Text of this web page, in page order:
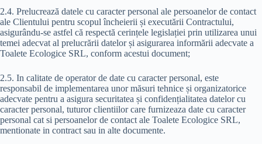
2.4. Prelucrează datele cu caracter personal ale persoanelor de contact
ale Clientului pentru scopul încheierii și executării Contractului,
asigurându-se astfel că respectă cerințele legislației prin utilizarea unui
temei adecvat al prelucrării datelor și asigurarea informării adecvate a
Toalete Ecologice SRL, conform acestui document;
2.5. In calitate de operator de date cu caracter personal, este
responsabil de implementarea unor măsuri tehnice și organizatorice
adecvate pentru a asigura securitatea și confidențialitatea datelor cu
caracter personal, tuturor clientiilor care furnizeaza date cu caracter
personal cat si persoanelor de contact ale Toalete Ecologice SRL,
mentionate in contract sau in alte documente.